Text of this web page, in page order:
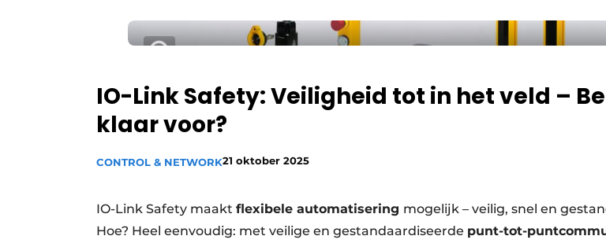
Meest gelezen
Privacy / Cookie statement
Vacature aanmelden
Vacatures
IO-Link Safety: Veiligheid tot in het veld –
klaar voor?
CONTROL & NETWORK21 oktober 2025
IO-Link Safety maakt flexibele automatisering mogelijk – veilig, snel en
Hoe? Heel eenvoudig: met veilige en gestandaardiseerde punt-tot-